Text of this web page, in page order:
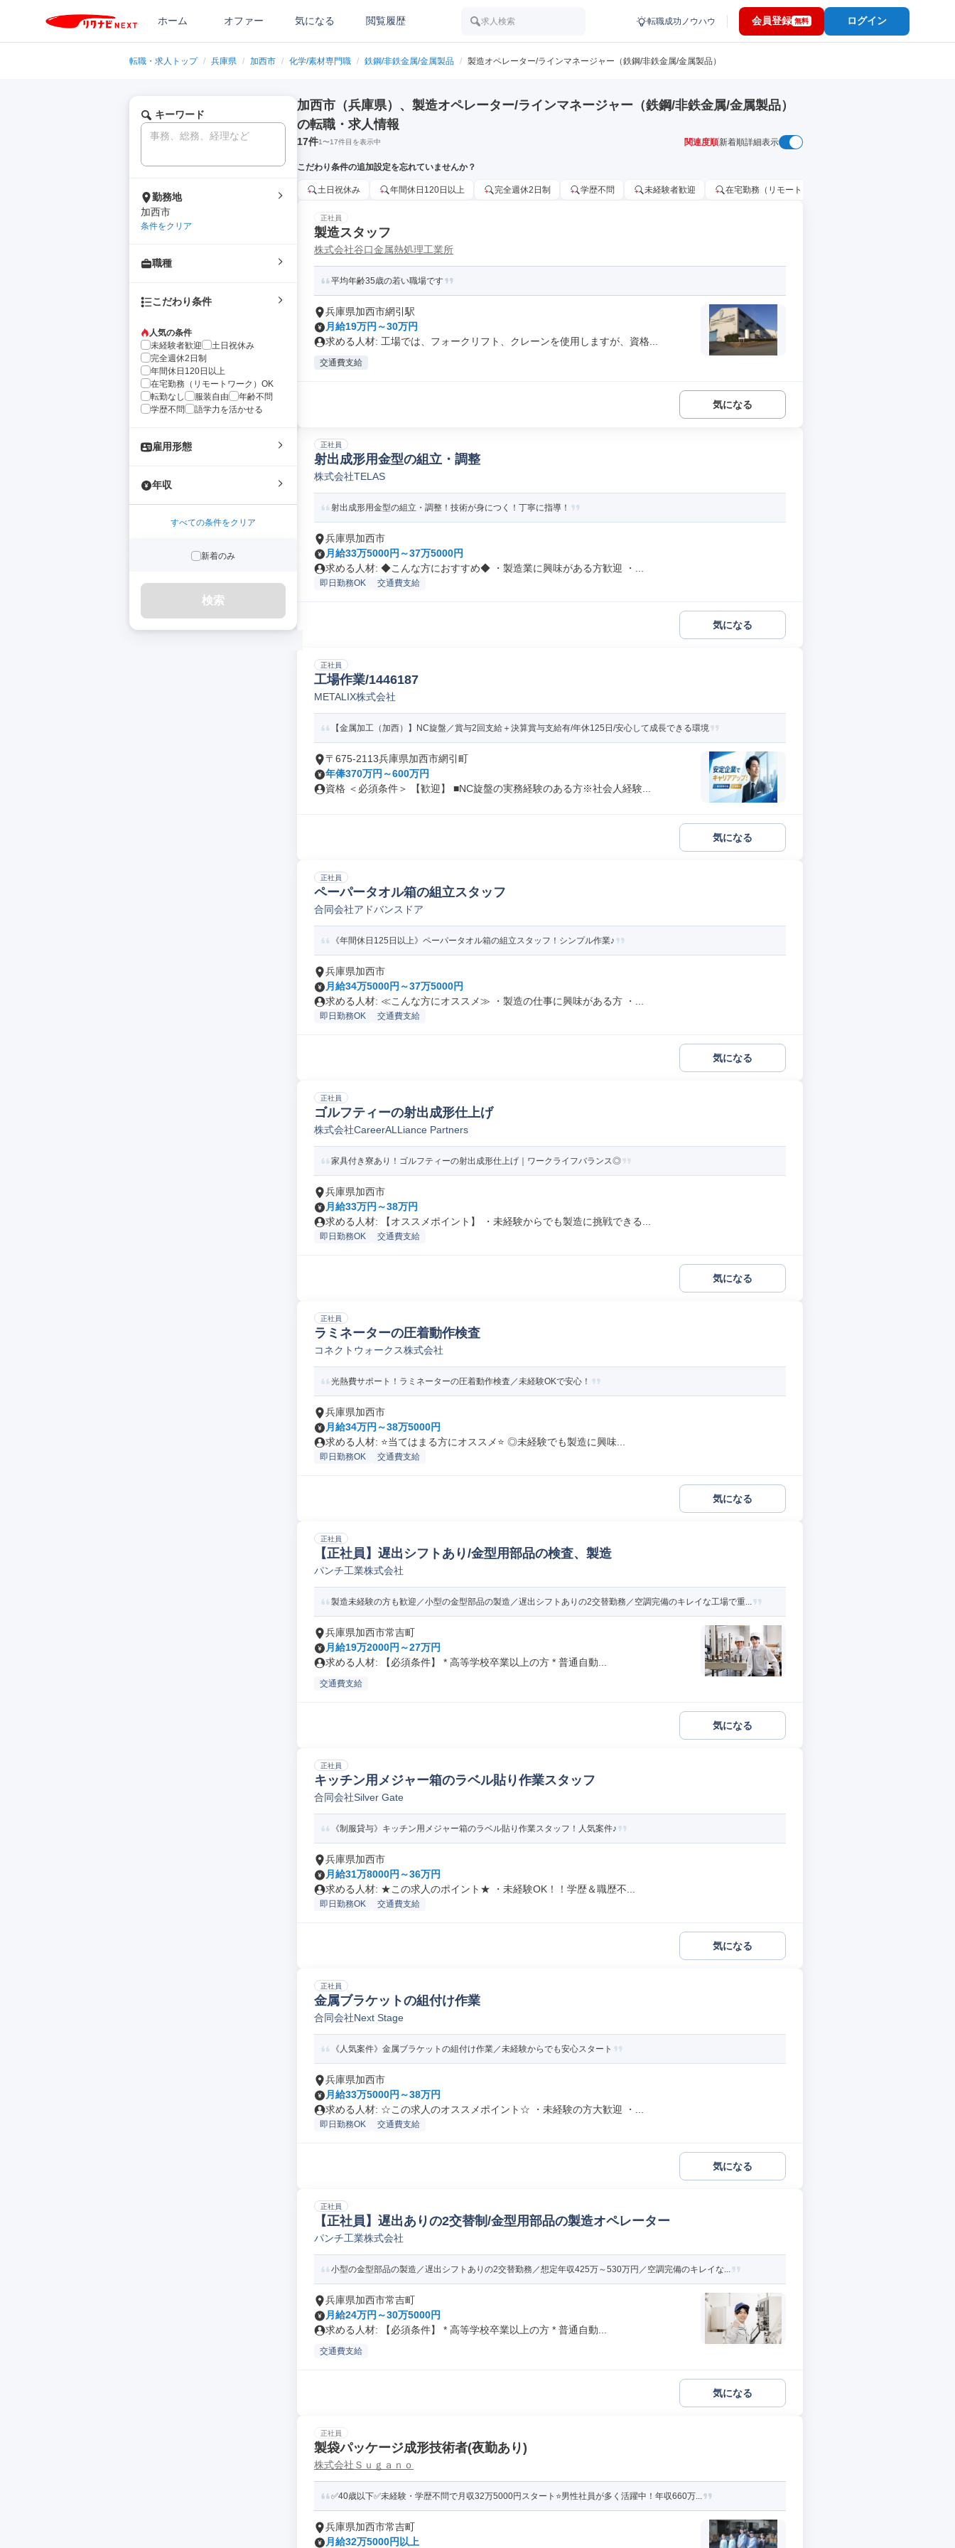
ホーム オファー 気になる 閲覧履歴 求人検索 転職成功ノウハウ 会員登録 無料 ログイン
転職・求人トップ / 兵庫県 / 加西市 / 化学/素材専門職 / 鉄鋼/非鉄金属/金属製品 / 製造オペレーター/ラインマネージャー（鉄鋼/非鉄金属/金属製品）
キーワード
勤務地
加西市
条件をクリア
職種
こだわり条件
人気の条件
未経験者歓迎
土日祝休み
完全週休2日制
年間休日120日以上
在宅勤務（リモートワーク）OK
転勤なし
服装自由
年齢不問
学歴不問
語学力を活かせる
雇用形態
年収
すべての条件をクリア
新着のみ
検索
加西市（兵庫県）、製造オペレーター/ラインマネージャー（鉄鋼/非鉄金属/金属製品）
の転職・求人情報
17件1〜17件目を表示中 関連度順新着順詳細表示
こだわり条件の追加設定を忘れていませんか？
土日祝休み 年間休日120日以上 完全週休2日制 学歴不問 未経験者歓迎 在宅勤務（リモートワーク）OK
正社員
製造スタッフ
株式会社谷口金属熱処理工業所
平均年齢35歳の若い職場です
兵庫県加西市網引駅
月給19万円～30万円
求める人材: 工場では、フォークリフト、クレーンを使用しますが、資格...
交通費支給
気になる
正社員
射出成形用金型の組立・調整
株式会社TELAS
射出成形用金型の組立・調整！技術が身につく！丁寧に指導！
兵庫県加西市
月給33万5000円～37万5000円
求める人材: ◆こんな方におすすめ◆ ・製造業に興味がある方歓迎 ・...
即日勤務OK 交通費支給
気になる
正社員
工場作業/1446187
METALIX株式会社
【金属加工（加西）】NC旋盤／賞与2回支給＋決算賞与支給有/年休125日/安心して成長できる環境
〒675-2113兵庫県加西市網引町
年俸370万円～600万円
資格 ＜必須条件＞ 【歓迎】 ■NC旋盤の実務経験のある方※社会人経験...
気になる
正社員
ペーパータオル箱の組立スタッフ
合同会社アドバンスドア
《年間休日125日以上》ペーパータオル箱の組立スタッフ！シンプル作業♪
兵庫県加西市
月給34万5000円～37万5000円
求める人材: ≪こんな方にオススメ≫ ・製造の仕事に興味がある方 ・...
即日勤務OK 交通費支給
気になる
正社員
ゴルフティーの射出成形仕上げ
株式会社CareerALLiance Partners
家具付き寮あり！ゴルフティーの射出成形仕上げ｜ワークライフバランス◎
兵庫県加西市
月給33万円～38万円
求める人材: 【オススメポイント】 ・未経験からでも製造に挑戦できる...
即日勤務OK 交通費支給
気になる
正社員
ラミネーターの圧着動作検査
コネクトウォークス株式会社
光熱費サポート！ラミネーターの圧着動作検査／未経験OKで安心！
兵庫県加西市
月給34万円～38万5000円
求める人材: ⭐️当てはまる方にオススメ⭐️ ◎未経験でも製造に興味...
即日勤務OK 交通費支給
気になる
正社員
【正社員】遅出シフトあり/金型用部品の検査、製造
パンチ工業株式会社
製造未経験の方も歓迎／小型の金型部品の製造／遅出シフトありの2交替勤務／空調完備のキレイな工場で重...
兵庫県加西市常吉町
月給19万2000円～27万円
求める人材: 【必須条件】 * 高等学校卒業以上の方 * 普通自動...
交通費支給
気になる
正社員
キッチン用メジャー箱のラベル貼り作業スタッフ
合同会社Silver Gate
《制服貸与》キッチン用メジャー箱のラベル貼り作業スタッフ！人気案件♪
兵庫県加西市
月給31万8000円～36万円
求める人材: ★この求人のポイント★ ・未経験OK！！学歴＆職歴不...
即日勤務OK 交通費支給
気になる
正社員
金属ブラケットの組付け作業
合同会社Next Stage
《人気案件》金属ブラケットの組付け作業／未経験からでも安心スタート
兵庫県加西市
月給33万5000円～38万円
求める人材: ☆この求人のオススメポイント☆ ・未経験の方大歓迎 ・...
即日勤務OK 交通費支給
気になる
正社員
【正社員】遅出ありの2交替制/金型用部品の製造オペレーター
パンチ工業株式会社
小型の金型部品の製造／遅出シフトありの2交替勤務／想定年収425万～530万円／空調完備のキレイな...
兵庫県加西市常吉町
月給24万円～30万5000円
求める人材: 【必須条件】 * 高等学校卒業以上の方 * 普通自動...
交通費支給
気になる
正社員
製袋パッケージ成形技術者(夜勤あり)
株式会社Ｓｕｇａｎｏ
✅40歳以下✅未経験・学歴不問で月収32万5000円スタート⭐️男性社員が多く活躍中！年収660万...
兵庫県加西市常吉町
月給32万5000円以上